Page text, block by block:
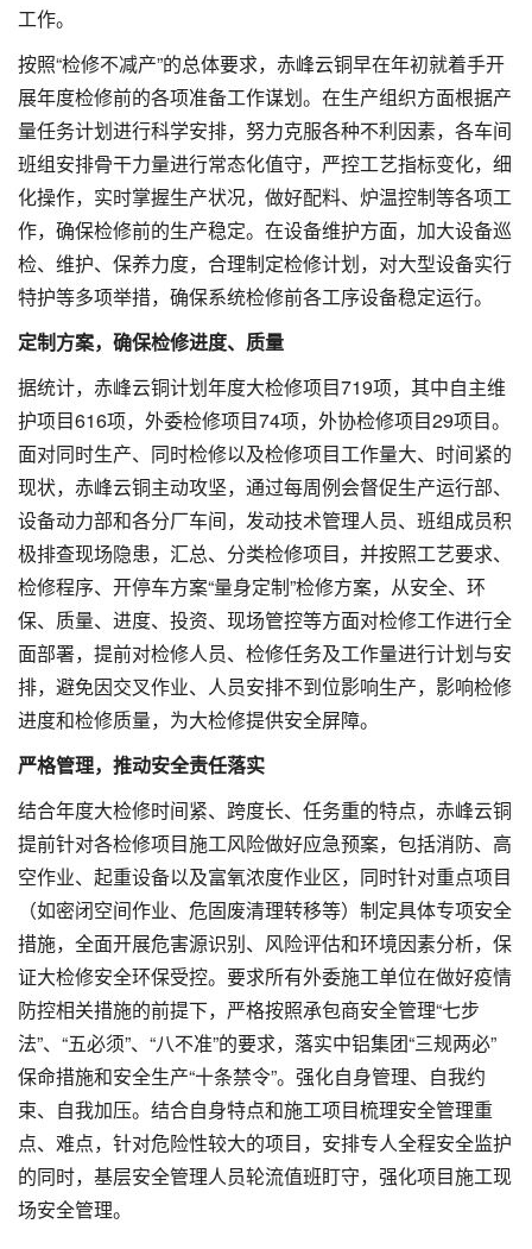
工作。
按照“检修不减产”的总体要求，赤峰云铜早在年初就着手开
展年度检修前的各项准备工作谋划。在生产组织方面根据产
量任务计划进行科学安排，努力克服各种不利因素，各车间
班组安排骨干力量进行常态化值守，严控工艺指标变化，细
化操作，实时掌握生产状况，做好配料、炉温控制等各项工
作，确保检修前的生产稳定。在设备维护方面，加大设备巡
检、维护、保养力度，合理制定检修计划，对大型设备实行
特护等多项举措，确保系统检修前各工序设备稳定运行。
定制方案，确保检修进度、质量
据统计，赤峰云铜计划年度大检修项目719项，其中自主维
护项目616项，外委检修项目74项，外协检修项目29项目。
面对同时生产、同时检修以及检修项目工作量大、时间紧的
现状，赤峰云铜主动攻坚，通过每周例会督促生产运行部、
设备动力部和各分厂车间，发动技术管理人员、班组成员积
极排查现场隐患，汇总、分类检修项目，并按照工艺要求、
检修程序、开停车方案“量身定制”检修方案，从安全、环
保、质量、进度、投资、现场管控等方面对检修工作进行全
面部署，提前对检修人员、检修任务及工作量进行计划与安
排，避免因交叉作业、人员安排不到位影响生产，影响检修
进度和检修质量，为大检修提供安全屏障。
严格管理，推动安全责任落实
结合年度大检修时间紧、跨度长、任务重的特点，赤峰云铜
提前针对各检修项目施工风险做好应急预案，包括消防、高
空作业、起重设备以及富氧浓度作业区，同时针对重点项目
（如密闭空间作业、危固废清理转移等）制定具体专项安全
措施，全面开展危害源识别、风险评估和环境因素分析，保
证大检修安全环保受控。要求所有外委施工单位在做好疫情
防控相关措施的前提下，严格按照承包商安全管理“七步
法”、“五必须”、“八不准”的要求，落实中铝集团“三规两必”
保命措施和安全生产“十条禁令”。强化自身管理、自我约
束、自我加压。结合自身特点和施工项目梳理安全管理重
点、难点，针对危险性较大的项目，安排专人全程安全监护
的同时，基层安全管理人员轮流值班盯守，强化项目施工现
场安全管理。